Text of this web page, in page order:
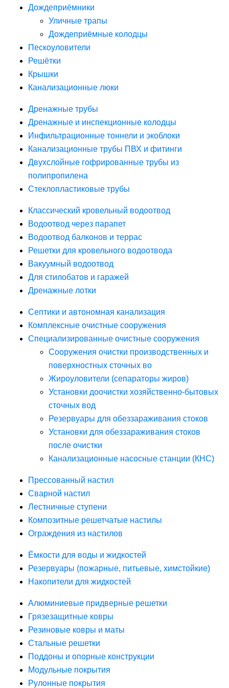
Дождеприёмники
Уличные трапы
Дождеприёмные колодцы
Пескоуловители
Решётки
Крышки
Канализационные люки
Дренажные трубы
Дренажные и инспекционные колодцы
Инфильтрационные тоннели и экоблоки
Канализационные трубы ПВХ и фитинги
Двухслойные гофрированные трубы из
полипропилена
Стеклопластиковые трубы
Классический кровельный водоотвод
Водоотвод через парапет
Водоотвод балконов и террас
Решетки для кровельного водоотвода
Вакуумный водоотвод
Для стилобатов и гаражей
Дренажные лотки
Септики и автономная канализация
Комплексные очистные сооружения
Специализированные очистные сооружения
Сооружения очистки производственных и
поверхностных сточных во
Жироуловители (сепараторы жиров)
Установки доочистки хозяйственно-бытовых
сточных вод
Резервуары для обеззараживания стоков
Установки для обеззараживания стоков
после очистки
Канализационные насосные станции (КНС)
Прессованный настил
Сварной настил
Лестничные ступени
Композитные решетчатые настилы
Ограждения из настилов
Ёмкости для воды и жидкостей
Резервуары (пожарные, питьевые, химстойкие)
Накопители для жидкостей
Алюминиевые придверные решетки
Грязезащитные ковры
Резиновые ковры и маты
Стальные решетки
Поддоны и опорные конструкции
Модульные покрытия
Рулонные покрытия